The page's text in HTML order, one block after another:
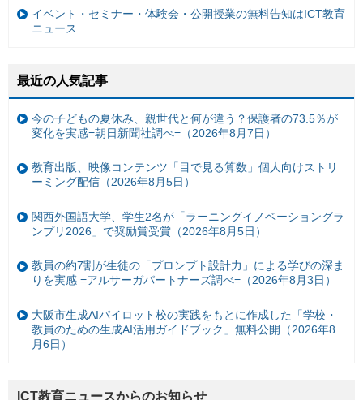
イベント・セミナー・体験会・公開授業の無料告知はICT教育
ニュース
最近の人気記事
今の子どもの夏休み、親世代と何が違う？保護者の73.5％が
変化を実感=朝日新聞社調べ=（2026年8月7日）
教育出版、映像コンテンツ「目で見る算数」個人向けストリ
ーミング配信（2026年8月5日）
関西外国語大学、学生2名が「ラーニングイノベーショングラ
ンプリ2026」で奨励賞受賞（2026年8月5日）
教員の約7割が生徒の「プロンプト設計力」による学びの深ま
りを実感 =アルサーガパートナーズ調べ=（2026年8月3日）
大阪市生成AIパイロット校の実践をもとに作成した「学校・
教員のための生成AI活用ガイドブック」無料公開（2026年8
月6日）
ICT教育ニュースからのお知らせ